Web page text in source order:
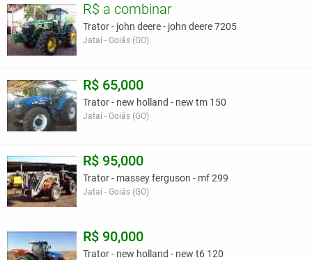
R$ a combinar
Trator - john deere - john deere 7205
Jataí - Goiás (GO)
R$ 65,000
Trator - new holland - new tm 150
Jataí - Goiás (GO)
R$ 95,000
Trator - massey ferguson - mf 299
Jataí - Goiás (GO)
R$ 90,000
Trator - new holland - new t6 120